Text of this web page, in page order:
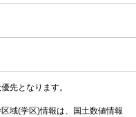
先となります。
域(学区)情報は、国土数値情報